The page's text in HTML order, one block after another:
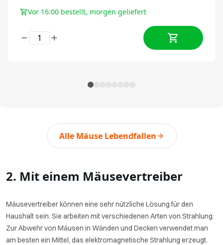
Vor 16:00 bestellt, morgen geliefert
Alle Mäuse Lebendfallen
2. Mit einem Mäusevertreiber
Mäusevertreiber können eine sehr nützliche Lösung für den
Haushalt sein. Sie arbeiten mit verschiedenen Arten von Strahlung.
Zur Abwehr von Mäusen in Wänden und Decken verwendet man
am besten ein Mittel, das elektromagnetische Strahlung erzeugt.